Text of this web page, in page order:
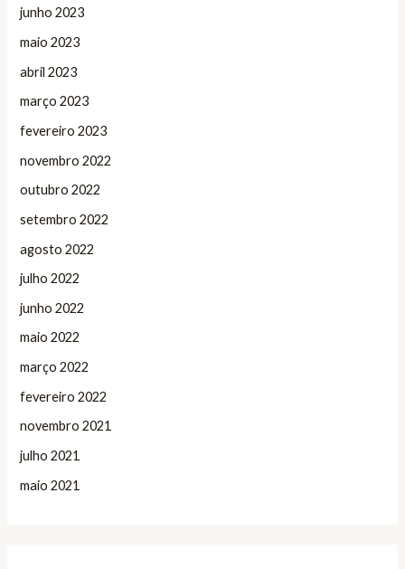
junho 2023
maio 2023
abril 2023
março 2023
fevereiro 2023
novembro 2022
outubro 2022
setembro 2022
agosto 2022
julho 2022
junho 2022
maio 2022
março 2022
fevereiro 2022
novembro 2021
julho 2021
maio 2021